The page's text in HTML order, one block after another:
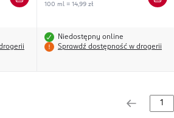
100 ml = 14,99 zł
Niedostępny online
Sprawdź dostępność w drogerii